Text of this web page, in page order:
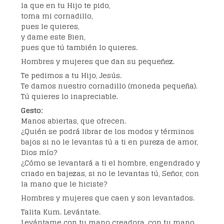
la que en tu Hijo te pido,
toma mi cornadillo,
pues le quieres,
y dame este Bien,
pues que tú también lo quieres.
Hombres y mujeres que dan su pequeñez.
Te pedimos a tu Hijo, Jesús.
Te damos nuestro cornadillo (moneda pequeña).
Tú quieres lo inapreciable.
Gesto:
Manos abiertas, que ofrecen.
¿Quién se podrá librar de los modos y términos
bajos si no le levantas tú a ti en pureza de amor,
Dios mío?
¿Cómo se levantará a ti el hombre, engendrado y
criado en bajezas, si no le levantas tú, Señor, con
la mano que le hiciste?
Hombres y mujeres que caen y son levantados.
Talita Kum. Levántate.